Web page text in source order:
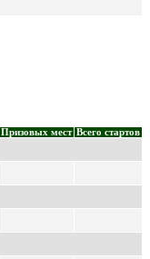
Призовых мест Всего стартов